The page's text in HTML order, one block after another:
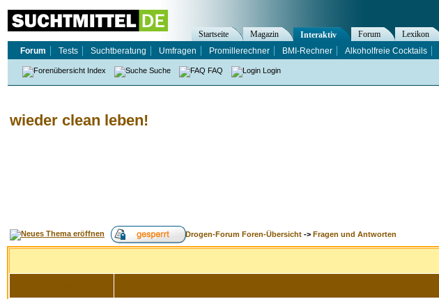
wieder clean leben!
Drogen-Forum Foren-Übersicht -> Fragen und Antworten
Startseite Magazin Interaktiv Forum Lexikon
Forum
Tests Suchtberatung Umfragen Promillerechner BMI-Rechner Alkoholfreie Cocktails
Index Suche FAQ Login